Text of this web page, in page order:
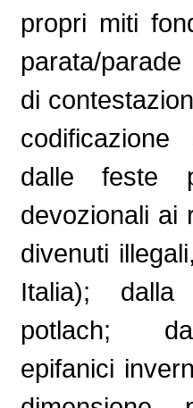
propri miti
parata/
di
codificazione
dalle feste
devozionali ai
divenuti
Italia);
potlach;
epifanici